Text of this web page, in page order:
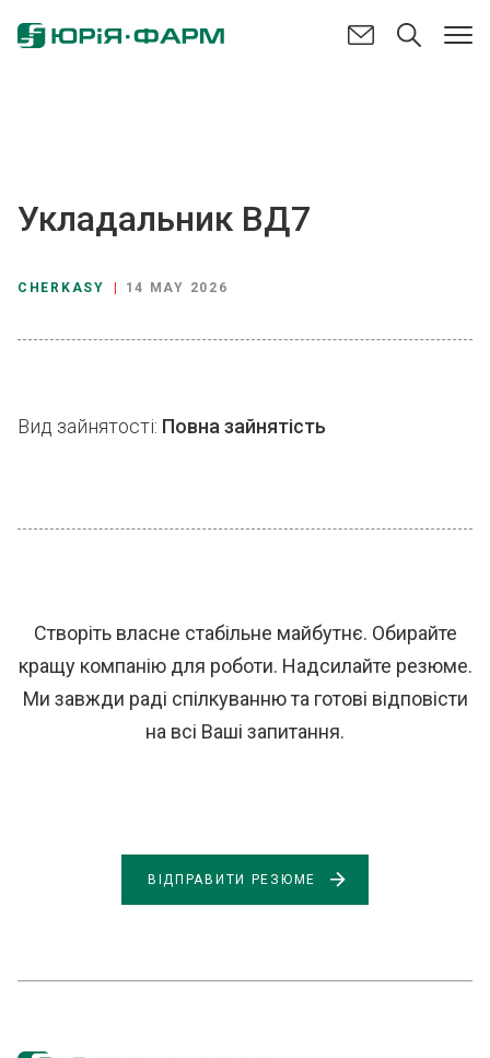
Укладальник ВД7
CHERKASY 14 MAY 2026
Вид зайнятості: Повна зайнятість
Створіть власне стабільне майбутнє. Обирайте
кращу компанію для роботи. Надсилайте резюме.
Ми завжди раді спілкуванню та готові відповісти
на всі Ваші запитання.
ВІДПРАВИТИ РЕЗЮМЕ